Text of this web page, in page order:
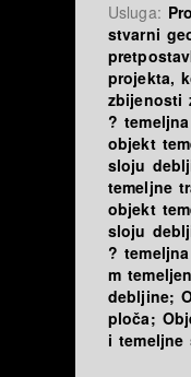
Usluga:
stvarni
projekta,
zbijenosti
?
objekt
sloju
temeljne
objekt
sloju
?
m
debljine;
ploča;
i temeljne